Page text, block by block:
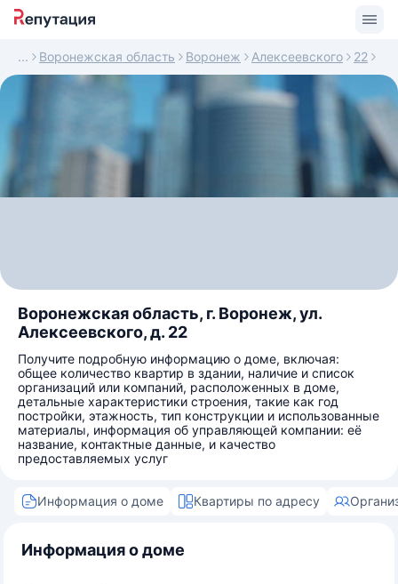
Воронежская область Воронеж Алексеевского 22
Воронежская область, г. Воронеж, ул.
Алексеевского, д. 22
Получите подробную информацию о доме, включая:
общее количество квартир в здании, наличие и список
организаций или компаний, расположенных в доме,
детальные характеристики строения, такие как год
постройки, этажность, тип конструкции и использованные
материалы, информация об управляющей компании: её
название, контактные данные, и качество
предоставляемых услуг
Информация о доме Квартиры по адресу
Информация о доме